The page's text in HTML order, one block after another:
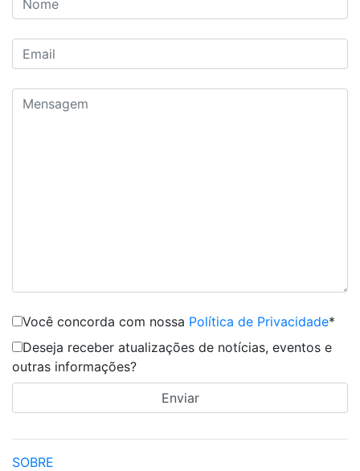
Você concorda com nossa Política de Privacidade*
Deseja receber atualizações de notícias, eventos e
outras informações?
SOBRE